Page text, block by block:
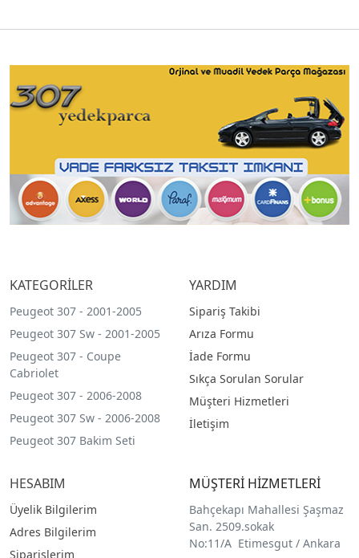
KATEGORİLER
Peugeot 307 - 2001-2005
Peugeot 307 Sw - 2001-2005
Peugeot 307 - Coupe
Cabriolet
Peugeot 307 - 2006-2008
Peugeot 307 Sw - 2006-2008
Peugeot 307 Bakim Seti
YARDIM
Sipariş Takibi
Arıza Formu
İade Formu
Sıkça Sorulan Sorular
Müşteri Hizmetleri
İletişim
HESABIM
Üyelik Bilgilerim
Adres Bilgilerim
Siparişlerim
MÜŞTERİ HİZMETLERİ
Bahçekapı Mahallesi Şaşmaz
San. 2509.sokak
No:11/A Etimesgut / Ankara